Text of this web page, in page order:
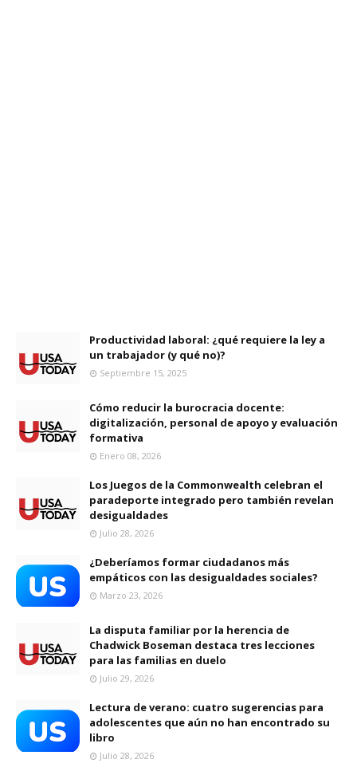
Productividad laboral: ¿qué requiere la ley a
un trabajador (y qué no)?
Septiembre 15, 2025
Cómo reducir la burocracia docente:
digitalización, personal de apoyo y evaluación
formativa
Enero 08, 2026
Los Juegos de la Commonwealth celebran el
paradeporte integrado pero también revelan
desigualdades
Julio 28, 2026
¿Deberíamos formar ciudadanos más
empáticos con las desigualdades sociales?
Marzo 23, 2026
La disputa familiar por la herencia de
Chadwick Boseman destaca tres lecciones
para las familias en duelo
Julio 29, 2026
Lectura de verano: cuatro sugerencias para
adolescentes que aún no han encontrado su
libro
Julio 28, 2026